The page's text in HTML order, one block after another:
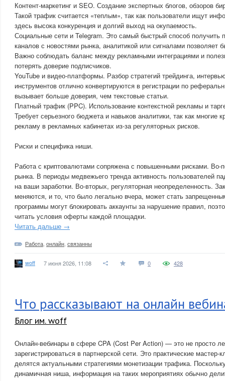
Контент-маркетинг и SEO. Создание экспертных блогов, обзоров
Такой трафик считается «теплым», так как пользователи ищут
здесь высока конкуренция и долгий выход на окупаемость.
Социальные сети и Telegram. Это самый быстрый способ получить
каналов с новостями рынка, аналитикой или сигналами позволяет
Важно соблюдать баланс между рекламными интеграциями и
потерять доверие подписчиков.
YouTube и видео-платформы. Разбор стратегий трейдинга,
инструментов отлично конвертируются в регистрации по
вызывает больше доверия, чем текстовые статьи.
Платный трафик (PPC). Использование контекстной рекламы и
Требует серьезного бюджета и навыков аналитики, так как многие
рекламу в рекламных кабинетах из-за регуляторных рисков.
Риски и специфика ниши.
Работа с криптовалютами сопряжена с повышенными рисками. Во-
рынка. В периоды медвежьего тренда активность пользователей
на ваши заработки. Во-вторых, регуляторная неопределенность.
меняются, и то, что было легально вчера, может стать
программы могут блокировать аккаунты за нарушение правил,
читать условия оферты каждой площадки.
Читать дальше →
Работа онлайн связанны
woff 7 июня 2026, 11:08 0 428
Что рассказывают на онлайн
Блог им. woff
Онлайн-вебинары в сфере CPA (Cost Per Action) — это не просто
зарегистрироваться в партнерской сети. Это практические мастер-
делятся актуальными стратегиями монетизации трафика.
динамичная ниша, информация на таких мероприятиях обычно